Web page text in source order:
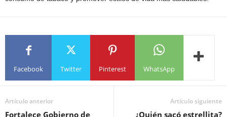
Facebook Twitter Pinterest WhatsApp
Artículo anterior
Fortalece Gobierno de
Artículo siguiente
¿Quién sacó estrellita?